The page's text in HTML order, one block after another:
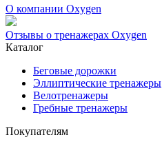
О компании Oxygen
Отзывы о тренажерах Oxygen
Каталог
Беговые дорожки
Эллиптические тренажеры
Велотренажеры
Гребные тренажеры
Покупателям